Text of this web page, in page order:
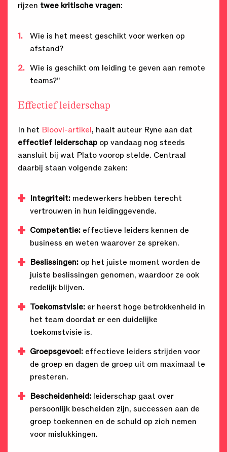
rijzen twee kritische vragen:
Wie is het meest geschikt voor werken op
afstand?
Wie is geschikt om leiding te geven aan remote
teams?”
Effectief leiderschap
In het Bloovi-artikel, haalt auteur Ryne aan dat
effectief leiderschap op vandaag nog steeds
aansluit bij wat Plato voorop stelde. Centraal
daarbij staan volgende zaken:
Integriteit: medewerkers hebben terecht
vertrouwen in hun leidinggevende.
Competentie: effectieve leiders kennen de
business en weten waarover ze spreken.
Beslissingen: op het juiste moment worden de
juiste beslissingen genomen, waardoor ze ook
redelijk blijven.
Toekomstvisie: er heerst hoge betrokkenheid in
het team doordat er een duidelijke
toekomstvisie is.
Groepsgevoel: effectieve leiders strijden voor
de groep en dagen de groep uit om maximaal te
presteren.
Bescheidenheid: leiderschap gaat over
persoonlijk bescheiden zijn, successen aan de
groep toekennen en de schuld op zich nemen
voor mislukkingen.